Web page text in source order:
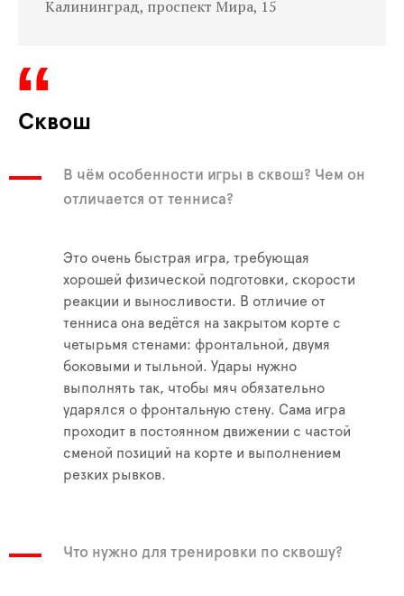
Калининград, проспект Мира, 15
Сквош
В чём особенности игры в сквош? Чем он
отличается от тенниса?
Это очень быстрая игра, требующая
хорошей физической подготовки, скорости
реакции и выносливости. В отличие от
тенниса она ведётся на закрытом корте с
четырьмя стенами: фронтальной, двумя
боковыми и тыльной. Удары нужно
выполнять так, чтобы мяч обязательно
ударялся о фронтальную стену. Сама игра
проходит в постоянном движении с частой
сменой позиций на корте и выполнением
резких рывков.
Что нужно для тренировки по сквошу?